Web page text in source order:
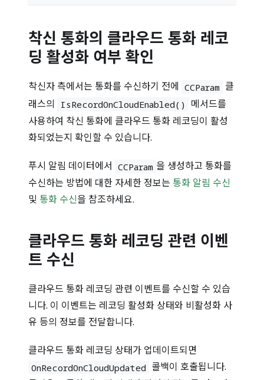
착신 통화의 클라우드 통화 레코
딩 활성화 여부 확인
착신자 측에서는 통화를 수신하기 전에 CCParam 클
래스의
IsRecordOnCloudEnabled()
메서드를
사용하여 착신 통화에 클라우드 통화 레코딩이 활성
화되었는지 확인할 수 있습니다.
푸시 알림 데이터에서 CCParam 을 생성하고 통화를
수신하는 방법에 대한 자세한 정보는 통화 알림 수신
및 통화 수신을 참조하세요.
클라우드 통화 레코딩 관련 이벤
트 수신
클라우드 통화 레코딩 관련 이벤트를 수신할 수 있습
니다. 이 이벤트는 레코딩 활성화 상태와 비활성화 사
유 등의 정보를 전달합니다.
클라우드 통화 레코딩 상태가 업데이트되면
OnRecordOnCloudUpdated 콜백이 호출됩니다.